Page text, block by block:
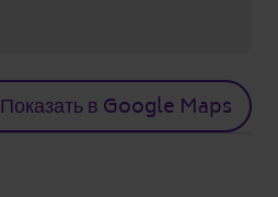
Показать в Google Maps